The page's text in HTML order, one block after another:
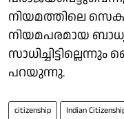
നിയമത്തിലെ
നിയമപരമായ
പറയുന്നു.
citizenship Indian